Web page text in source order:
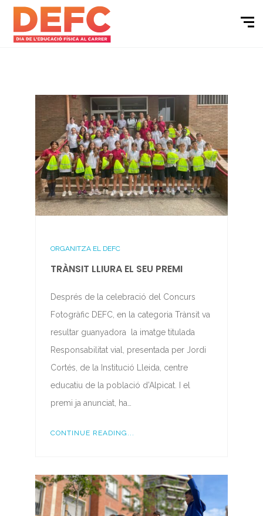
ORGANITZA EL DEFC
TRÀNSIT LLIURA EL SEU PREMI
Després de la celebració del Concurs
Fotogràfic DEFC, en la categoria Trànsit va
resultar guanyadora la imatge titulada
Responsabilitat vial, presentada per Jordi
Cortés, de la Institució Lleida, centre
educatiu de la població d’Alpicat. I el
premi ja anunciat, ha…
CONTINUE READING...